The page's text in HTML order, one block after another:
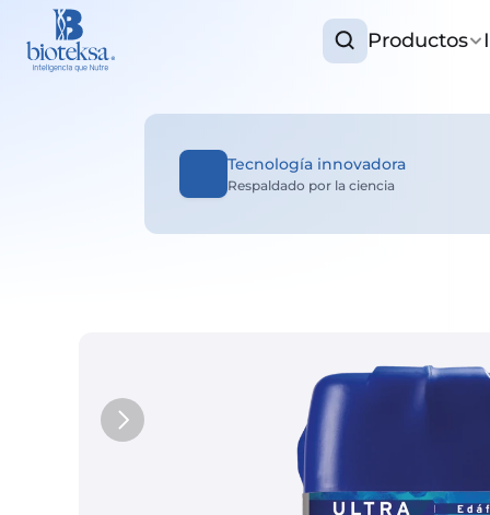
Productos
Tecnología innovadora
Respaldado por la ciencia